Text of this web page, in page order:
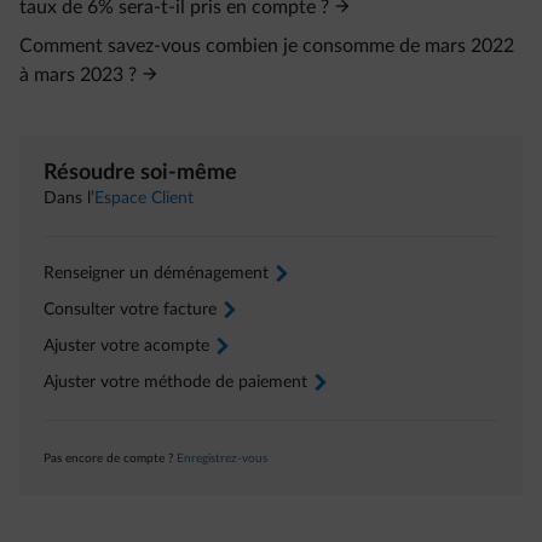
taux de 6% sera-t-il pris en compte ?
Comment savez-vous combien je consomme de mars 2022
à mars 2023 ?
Résoudre soi-même
Dans l’ Espace Client
Renseigner un déménagement arrow-right
Consulter votre facture arrow-right
Ajuster votre acompte arrow-right
Ajuster votre méthode de paiement arrow-right
Pas encore de compte ? Enregistrez-vous